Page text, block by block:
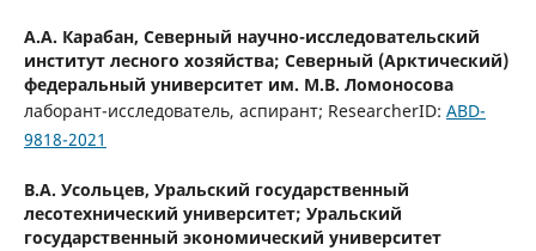
А.А. Карабан, Северный научно-исследовательский
институт лесного хозяйства; Северный (Арктический)
федеральный университет им. М.В. Ломоносова
лаборант-исследователь, аспирант; ResearcherID: ABD-
9818-2021
В.А. Усольцев, Уральский государственный
лесотехнический университет; Уральский
государственный экономический университет